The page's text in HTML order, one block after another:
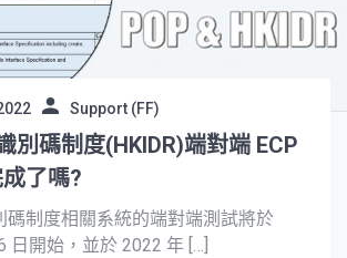
Support (FF)
別碼制度(HKIDR)端對端 ECP
了嗎?
碼制度相關系統的端對端測試將於
日開始，並於 2022 年 […]